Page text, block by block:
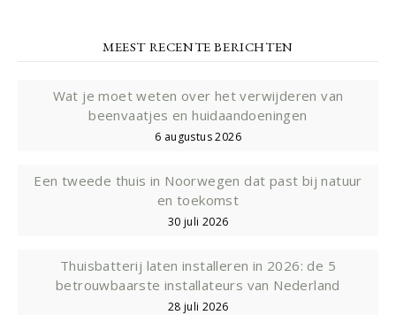
MEEST RECENTE BERICHTEN
Wat je moet weten over het verwijderen van
beenvaatjes en huidaandoeningen
6 augustus 2026
Een tweede thuis in Noorwegen dat past bij natuur
en toekomst
30 juli 2026
Thuisbatterij laten installeren in 2026: de 5
betrouwbaarste installateurs van Nederland
28 juli 2026